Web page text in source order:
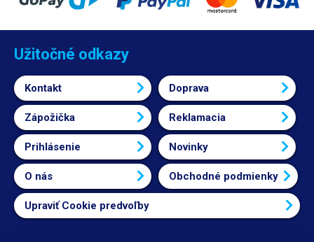
Užitočné odkazy
Kontakt Doprava
Zápožička Reklamacia
Prihlásenie Novinky
O nás Obchodné podmienky
Upraviť Cookie predvoľby